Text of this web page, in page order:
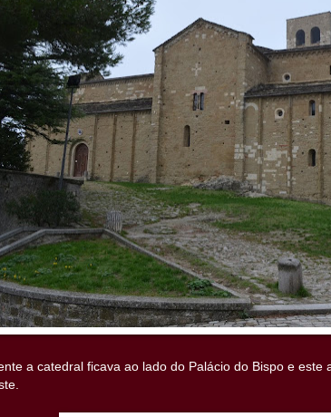
a catedral ficava ao lado do Palácio do Bispo e este